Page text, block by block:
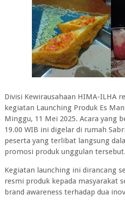
Divisi Kewirausahaan HIMA-ILHA
kegiatan Launching Produk Es
Minggu, 11 Mei 2025. Acara yang
19.00 WIB ini digelar di rumah
peserta yang terlibat langsung
promosi produk unggulan tersebut.
Kegiatan launching ini dirancang
resmi produk kepada masyarakat
brand awareness terhadap dua